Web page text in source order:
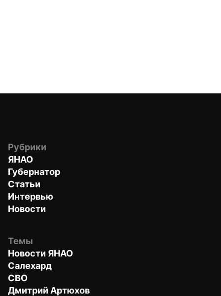
Рубрики
ЯНАО
Губернатор
Статьи
Интервью
Новости
Темы
Новости ЯНАО
Салехард
СВО
Дмитрий Артюхов